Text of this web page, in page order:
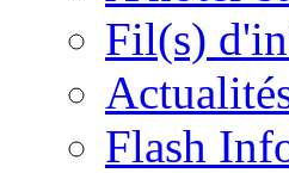
Fil(s)
Flash